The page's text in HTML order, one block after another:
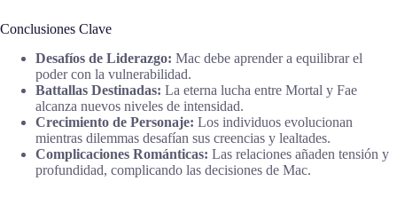
Conclusiones Clave
Desafíos de Liderazgo: Mac debe aprender a equilibrar el
poder con la vulnerabilidad.
Battallas Destinadas: La eterna lucha entre Mortal y Fae
alcanza nuevos niveles de intensidad.
Crecimiento de Personaje: Los individuos evolucionan
mientras dilemmas desafían sus creencias y lealtades.
Complicaciones Románticas: Las relaciones añaden tensión y
profundidad, complicando las decisiones de Mac.